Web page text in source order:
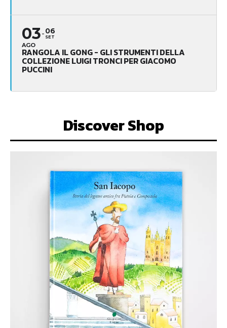
03
AGO
06
SET
RANGOLA IL GONG - GLI STRUMENTI DELLA
COLLEZIONE LUIGI TRONCI PER GIACOMO
PUCCINI
Discover Shop